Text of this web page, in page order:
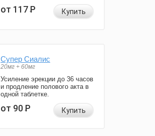
от 117Р Купить
Супер Сиалис
20мг + 60мг
Усиление эрекции до 36 часов
и продление полового акта в
одной таблетке.
от 90Р Купить